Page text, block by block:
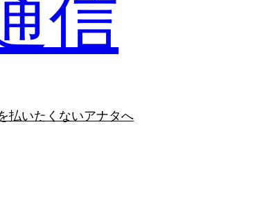
信
払いたくないアナタへ